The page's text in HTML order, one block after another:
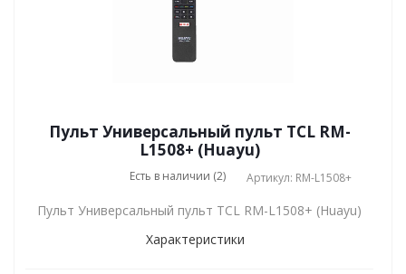
Пульт Универсальный пульт TCL RM-
L1508+ (Huayu)
Есть в наличии (2) Артикул: RM-L1508+
Пульт Универсальный пульт TCL RM-L1508+ (Huayu)
Характеристики